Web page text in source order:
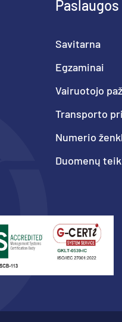
Paslaugos
Savitarna
Egzaminai
Vairuotojo
Transporto
Numerio
Duomenų